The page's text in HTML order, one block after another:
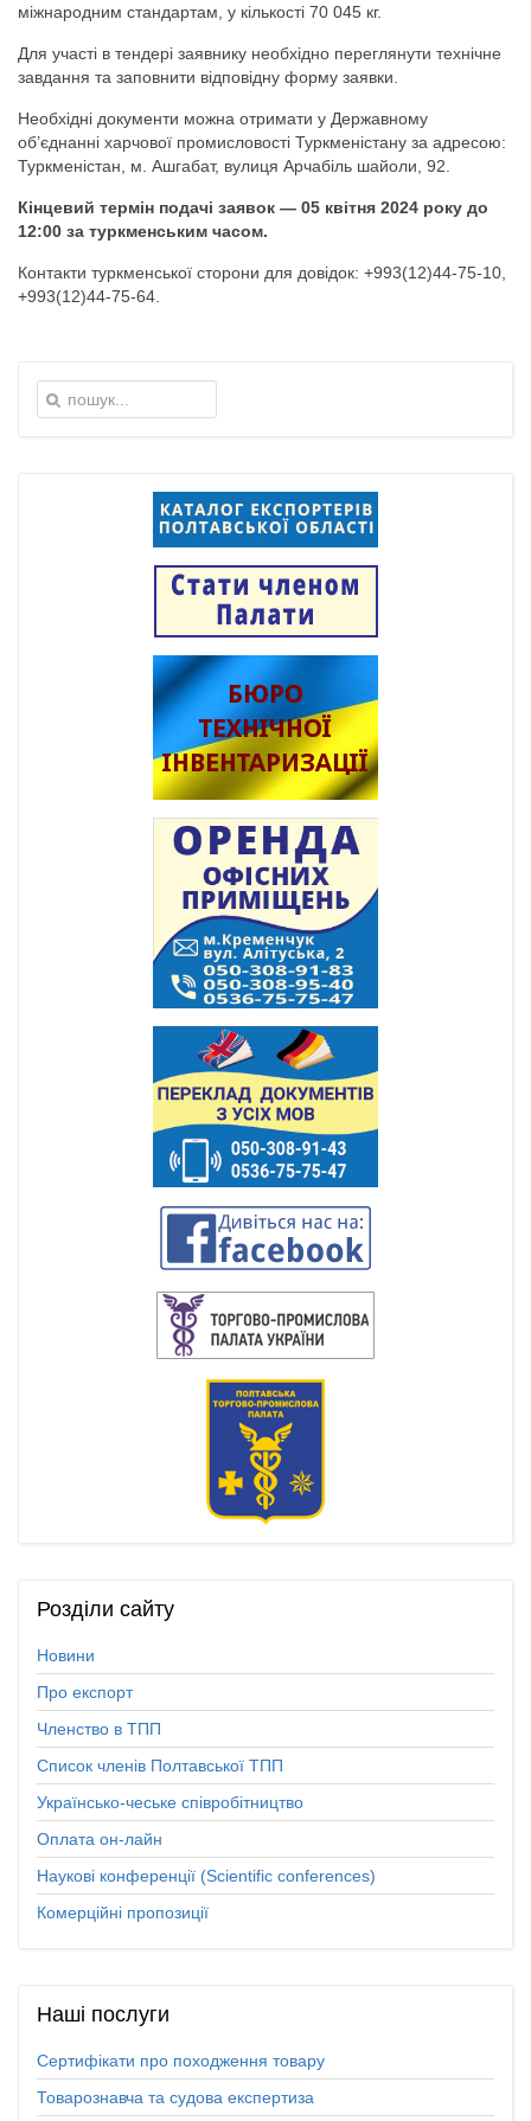
міжнародним стандартам, у кількості 70 045 кг.
Для участі в тендері заявнику необхідно переглянути технічне
завдання та заповнити відповідну форму заявки.
Необхідні документи можна отримати у Державному
об’єднанні харчової промисловості Туркменістану за адресою:
Туркменістан, м. Ашгабат, вулиця Арчабіль шайоли, 92.
Кінцевий термін подачі заявок — 05 квітня 2024 року до
12:00 за туркменським часом.
Контакти туркменської сторони для довідок: +993(12)44-75-10,
+993(12)44-75-64.
Розділи сайту
Новини
Про експорт
Членство в ТПП
Список членів Полтавської ТПП
Українсько-чеське співробітництво
Оплата он-лайн
Наукові конференції (Scientific conferences)
Комерційні пропозиції
Наші послуги
Сертифікати про походження товару
Товарознавча та судова експертиза